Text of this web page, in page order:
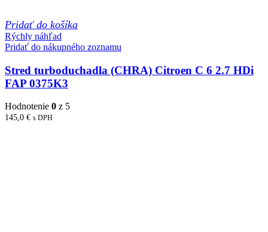
Pridať do košíka
Rýchly náhľad
Pridať do nákupného zoznamu
Stred turboduchadla (CHRA) Citroen C 6 2.7 HDi
FAP 0375K3
Hodnotenie 0 z 5
145,0 € s DPH